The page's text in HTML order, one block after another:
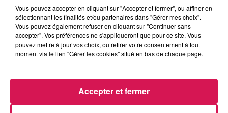
DEAN LEWIS
Be Alright
OFENBACH, STARSAILOR
Four To The Floor
AMIR
L'imparfaite
LES ARTICLES LES PLUS CONSULTÉS
Vous pouvez accepter en cliquant sur "Accepter et fermer", ou affiner en
sélectionnant les finalités et/ou partenaires dans "Gérer mes choix".
Vous pouvez également refuser en cliquant sur "Continuer sans
accepter". Vos préférences ne s'appliqueront que pour ce site. Vous
pouvez mettre à jour vos choix, ou retirer votre consentement à tout
moment via le lien "Gérer les cookies" situé en bas de chaque page.
Accepter et fermer